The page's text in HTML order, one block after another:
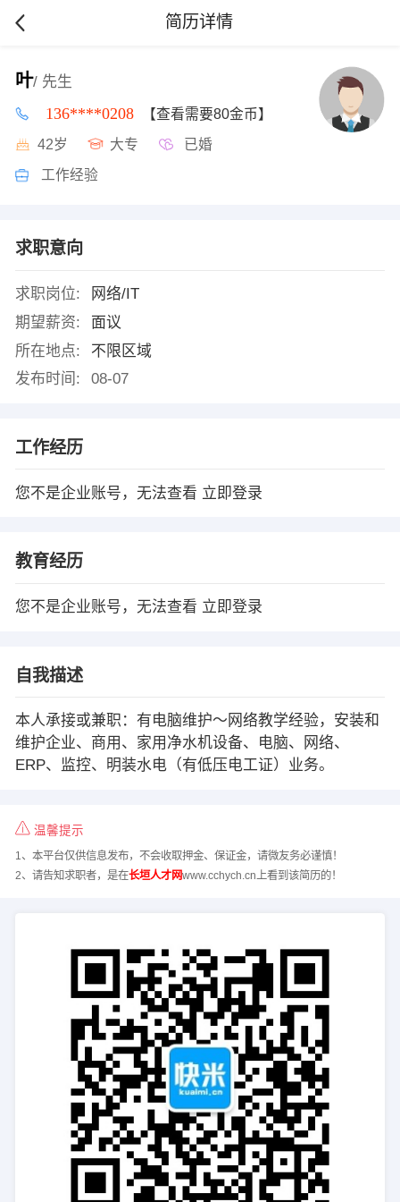
简历详情
叶/ 先生
136****0208 【查看需要80金币】
42岁 大专 已婚
工作经验
求职意向
求职岗位:
网络/IT
期望薪资:
面议
所在地点:
不限区域
发布时间:
08-07
工作经历
您不是企业账号，无法查看 立即登录
教育经历
您不是企业账号，无法查看 立即登录
自我描述
本人承接或兼职：有电脑维护～网络教学经验，安装和
维护企业、商用、家用净水机设备、电脑、网络、
ERP、监控、明装水电（有低压电工证）业务。
温馨提示
1、本平台仅供信息发布，不会收取押金、保证金，请微友务必谨慎！
2、请告知求职者，是在长垣人才网www.cchych.cn上看到该简历的！